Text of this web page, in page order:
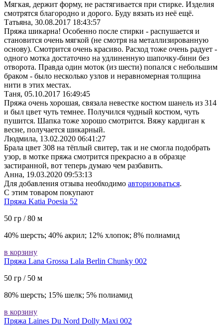
Мягкая, держит форму, не растягивается при стирке. Изделия
смотрятся благородно и дорого. Буду вязать из неё ещё.
Татьяна, 30.08.2017 18:43:57
Пряжа шикарна! Особенно после стирки - распушается и
становится очень мягкой (не смотря на металлизированную
основу). Смотрится очень красиво. Расход тоже очень радует -
одного мотка достаточно на удлиненную шапочку-бини без
отворота. Правда один моток (из шести) попался с небольшим
браком - было несколько узлов и неравномерная толщина
нити в этих местах.
Таня, 05.10.2017 16:49:45
Пряжа очень хорошая, связала невестке костюм шанель из 314
и был цвет чуть темнее. Получился чудный костюм, чуть
пушится. Шапка тоже хорошо смотрится. Вяжу кардиган к
весне, получается шикарный.
Людмила, 13.02.2020 06:41:27
Брала цвет 308 на тёплый свитер, так и не смогла подобрать
узор, в мотке пряжа смотрится прекрасно а в образце
застиранной, вот теперь думаю чем разбавить.
Анна, 19.03.2020 09:53:13
Для добавления отзыва необходимо авторизоваться.
С этим товаром покупают
Пряжа Katia Poesia 52
50 гр / 80 м
40% шерсть; 40% акрил; 12% хлопок; 8% полиамид
в корзину
Пряжа Lana Grossa Lala Berlin Chunky 002
50 гр / 50 м
80% шерсть; 15% шелк; 5% полиамид
в корзину
Пряжа Laines Du Nord Dolly Maxi 002